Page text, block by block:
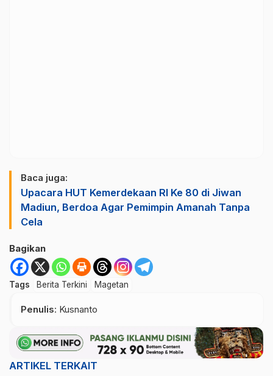
Baca juga:
Upacara HUT Kemerdekaan RI Ke 80 di Jiwan
Madiun, Berdoa Agar Pemimpin Amanah Tanpa
Cela
Bagikan
Tags Berita Terkini Magetan
Penulis: Kusnanto
ARTIKEL TERKAIT